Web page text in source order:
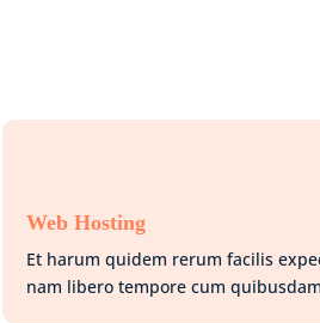
Web Hosting
Et harum quidem rerum facilis
nam libero tempore cum